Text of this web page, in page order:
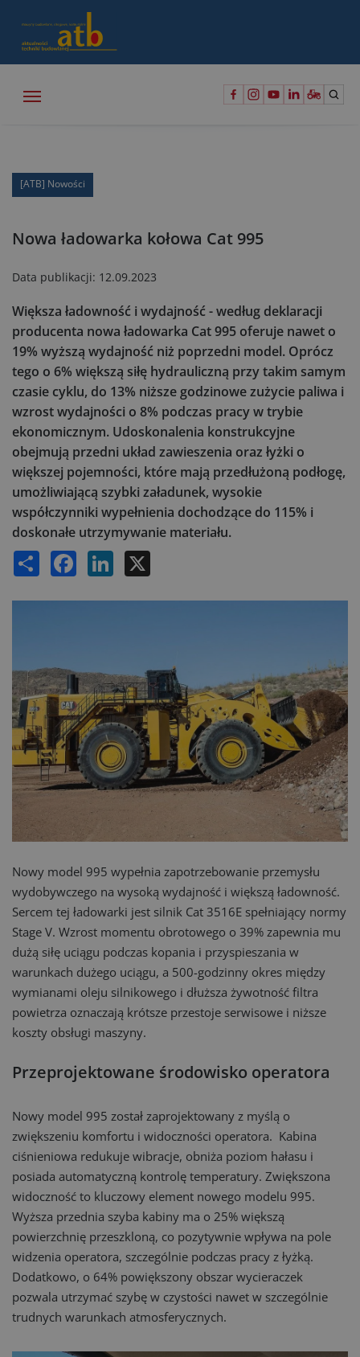
[ATB] Nowości
Nowa ładowarka kołowa Cat 995
Data publikacji: 12.09.2023
Większa ładowność i wydajność - według deklaracji
producenta nowa ładowarka Cat 995 oferuje nawet o
19% wyższą wydajność niż poprzedni model. Oprócz
tego o 6% większą siłę hydrauliczną przy takim samym
czasie cyklu, do 13% niższe godzinowe zużycie paliwa i
wzrost wydajności o 8% podczas pracy w trybie
ekonomicznym. Udoskonalenia konstrukcyjne
obejmują przedni układ zawieszenia oraz łyżki o
większej pojemności, które mają przedłużoną podłogę,
umożliwiającą szybki załadunek, wysokie
współczynniki wypełnienia dochodzące do 115% i
doskonałe utrzymywanie materiału.
Share Facebook LinkedIn
Nowy model 995 wypełnia zapotrzebowanie przemysłu
wydobywczego na wysoką wydajność i większą ładowność.
Sercem tej ładowarki jest silnik Cat 3516E spełniający normy
Stage V. Wzrost momentu obrotowego o 39% zapewnia mu
dużą siłę uciągu podczas kopania i przyspieszania w
warunkach dużego uciągu, a 500-godzinny okres między
wymianami oleju silnikowego i dłuższa żywotność filtra
powietrza oznaczają krótsze przestoje serwisowe i niższe
koszty obsługi maszyny.
Przeprojektowane środowisko operatora
Nowy model 995 został zaprojektowany z myślą o
zwiększeniu komfortu i widoczności operatora. Kabina
ciśnieniowa redukuje wibracje, obniża poziom hałasu i
posiada automatyczną kontrolę temperatury. Zwiększona
widoczność to kluczowy element nowego modelu 995.
Wyższa przednia szyba kabiny ma o 25% większą
powierzchnię przeszkloną, co pozytywnie wpływa na pole
widzenia operatora, szczególnie podczas pracy z łyżką.
Dodatkowo, o 64% powiększony obszar wycieraczek
pozwala utrzymać szybę w czystości nawet w szczególnie
trudnych warunkach atmosferycznych.